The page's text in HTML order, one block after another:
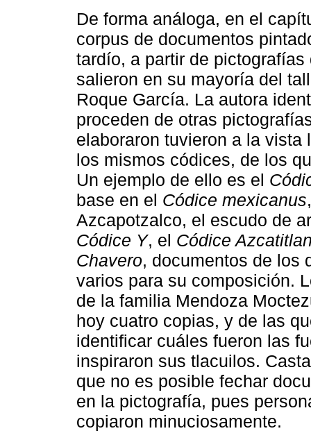
De forma análoga, en el
corpus de documentos
tardío, a partir de
salieron en su mayoría del
Roque García. La autora
proceden de otras
elaboraron tuvieron a la
los mismos códices, de los
Un ejemplo de ello es el
base en el Códice mexicanus
Azcapotzalco, el escudo de
Códice Y, el Códice
Chavero, documentos de los
varios para su composición.
de la familia Mendoza
hoy cuatro copias, y de las
identificar cuáles fueron las
inspiraron sus tlacuilos.
que no es posible fechar
en la pictografía, pues
copiaron minuciosamente.